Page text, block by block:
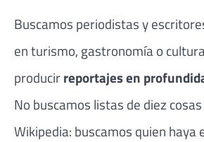
Buscamos periodistas y
en turismo, gastronomía o
producirreportajes en
No buscamos listas de diez
Wikipedia: buscamos quien haya